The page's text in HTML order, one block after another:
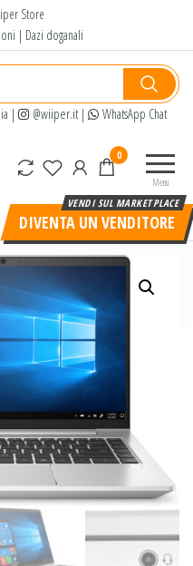
Store
| Dazi doganali
| @wiiper.it| WhatsApp Chat
Menu
0
DIVENTA UN VENDITORE